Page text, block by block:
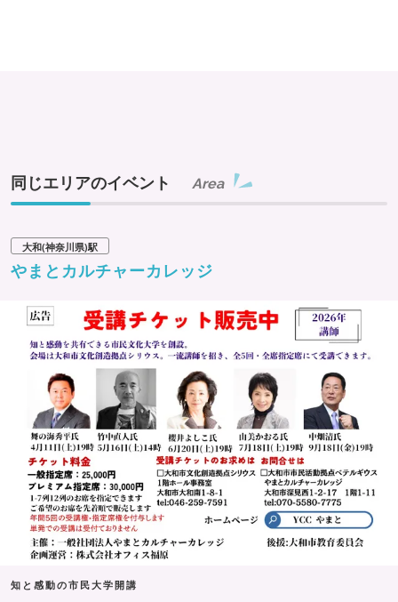
同じエリアのイベント Area
大和(神奈川県)駅
やまとカルチャーカレッジ
知と感動の市民大学開講